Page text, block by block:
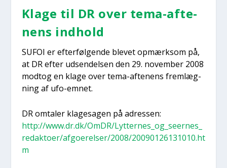
Kla­ge til DR over tema-afte­
nens ind­hold
SUFOI er efter­føl­gen­de ble­vet opmærk­som på,
at DR efter udsen­del­sen den 29. novem­ber 2008
modt­og en kla­ge over tema-afte­nens frem­læg­
ning af ufo-emnet.
DR omta­ler kla­ge­sa­gen på adres­sen:
http://www.dr.dk/OmDR/Lytternes_og_seernes_
redaktoer/afgoerelser/2008/20090126131010.ht
m